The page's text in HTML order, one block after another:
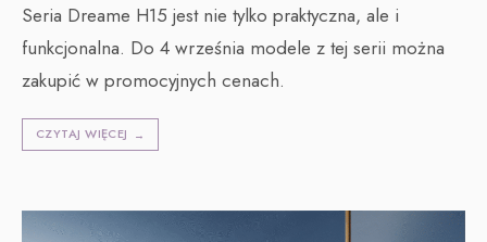
Seria Dreame H15 jest nie tylko praktyczna, ale i
funkcjonalna. Do 4 września modele z tej serii można
zakupić w promocyjnych cenach.
CZYTAJ WIĘCEJ →